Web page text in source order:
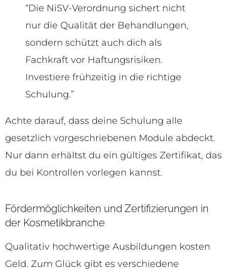
“Die NiSV-Verordnung sichert nicht
nur die Qualität der Behandlungen,
sondern schützt auch dich als
Fachkraft vor Haftungsrisiken.
Investiere frühzeitig in die richtige
Schulung.”
Achte darauf, dass deine Schulung alle
gesetzlich vorgeschriebenen Module abdeckt.
Nur dann erhältst du ein gültiges Zertifikat, das
du bei Kontrollen vorlegen kannst.
Fördermöglichkeiten und Zertifizierungen in
der Kosmetikbranche
Qualitativ hochwertige Ausbildungen kosten
Geld. Zum Glück gibt es verschiedene